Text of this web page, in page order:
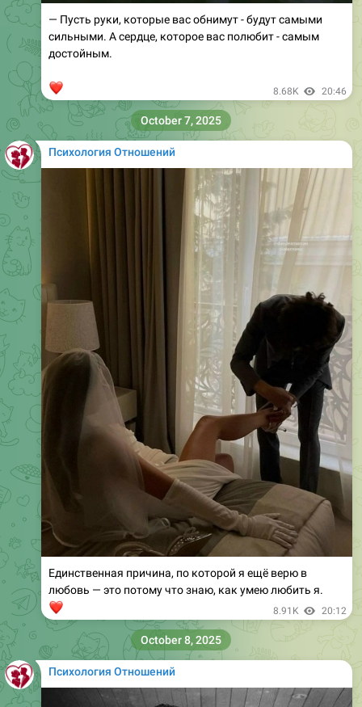
— Пусть руки, которые вас обнимут - будут самыми
сильными. А сердце, которое вас полюбит - самым
достойным.
8.68K 20:46
Психология Отношений
Единственная причина, по которой я ещё верю в
любовь — это потому что знаю, как умею любить я.
8.91K 20:12
October 7, 2025
Психология Отношений
October 8, 2025